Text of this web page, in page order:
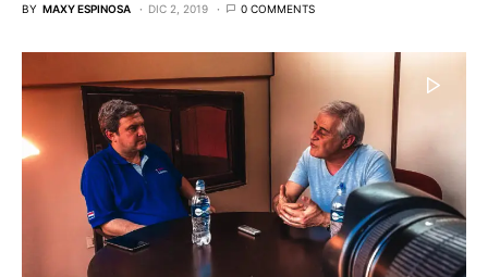
BY MAXY ESPINOSA DIC 2, 2019 0 COMMENTS